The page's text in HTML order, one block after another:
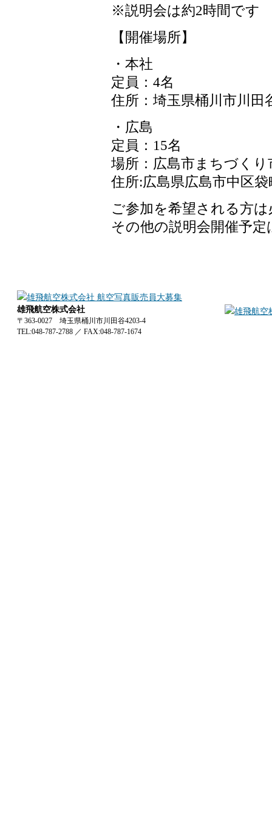
※説明会は約2時間です
【開催場所】
・本社
定員：4名
住所：埼玉県桶川市川田
・広島
定員：15名
場所：広島市まちづく
住所:広島県広島市中区袋
ご参加を希望される方
その他の説明会開催予
雄飛航空株式会社
〒363-0027 埼玉県桶川市川田谷4203-4
TEL:048-787-2788 ／ FAX:048-787-1674